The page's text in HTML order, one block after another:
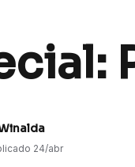
24/abr